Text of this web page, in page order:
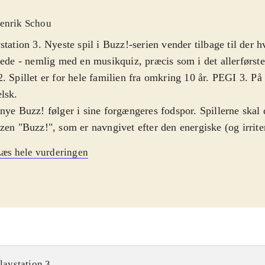
Schou
3. Nyeste spil i Buzz!-serien vender tilbage til der
- nemlig med en musikquiz, præcis som i det
Spillet er for hele familien fra omkring 10 år. PEGI 3. På
.
Buzz! følger i sine forgængeres fodspor. Spillerne skal
"Buzz!", som er navngivet efter den energiske (og
hjælp af et Playstation Move sæt - hvilket dog er en
masser af spørgsmål om kunstnere, titler, albumtitler og
Flere af spørgsmålene akkompagneres af musik, men
er denne musik ikke altid i en korrekt version, men
hele vurderingen